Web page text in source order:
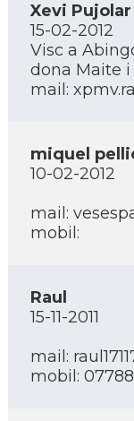
Xevi Pujolar
15-02-2012
Visc a
dona Maite i
mail:
miquel
10-02-2012
mail:
mobil:
Raul
15-11-2011
mail:
mobil: